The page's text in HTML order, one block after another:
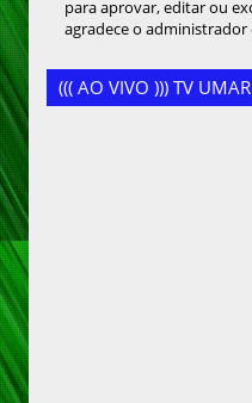
para aprovar, editar ou
agradece o administrador
((( AO VIVO ))) TV